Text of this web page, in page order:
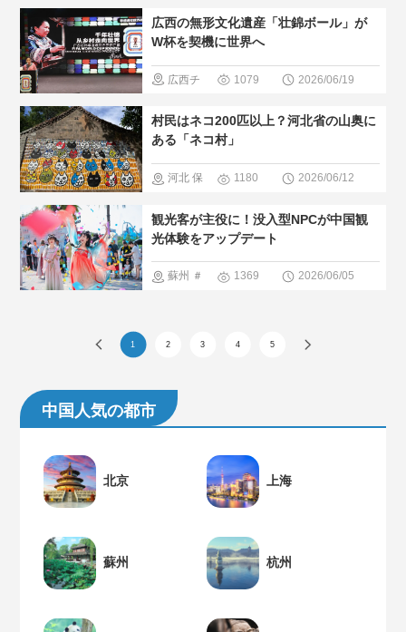
の暮らし方
＃中国の少
数民族
ト ＃人
気・おすす
の暮らし方
広西の無形文化遺産「壮錦ボール」が
W杯を契機に世界へ
広西チ
区 ＃無形
文化遺産
すすめ ＃
現地の暮ら
し方 ＃中
1079 2026/06/19
村民はネコ200匹以上？河北省の山奥に
ある「ネコ村」
河北 保
ト ＃人
気・おすす
＃人間と大
1180 2026/06/12
観光客が主役に！没入型NPCが中国観
光体験をアップデート
蘇州 ＃
＃人気・お
すすめ
1369 2026/06/05
1 2 3 4 5
中国人気の都市
北京 上海
蘇州 杭州